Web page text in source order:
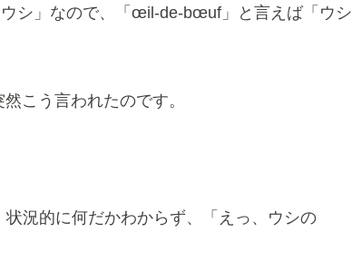
シ」なので、「œil-de-bœuf」と言えば「ウシ
こう言われたのです。
況的に何だかわからず、「えっ、ウシの